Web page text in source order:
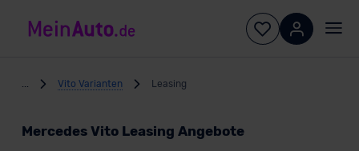
Vito Varianten Leasing
Mercedes Vito Leasing Angebote